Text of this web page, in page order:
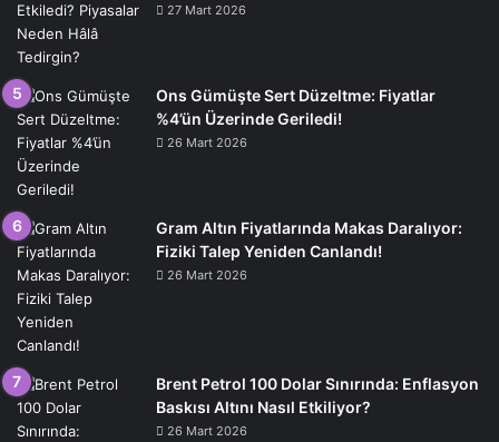
27 Mart 2026
Ons Gümüşte Sert Düzeltme: Fiyatlar
%4’ün Üzerinde Geriledi!
26 Mart 2026
Gram Altın Fiyatlarında Makas Daralıyor:
Fiziki Talep Yeniden Canlandı!
26 Mart 2026
Brent Petrol 100 Dolar Sınırında: Enflasyon
Baskısı Altını Nasıl Etkiliyor?
26 Mart 2026